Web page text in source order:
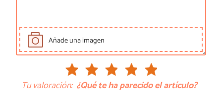
Añade una imagen
Tu valoración: ¿Qué te ha parecido el artículo?